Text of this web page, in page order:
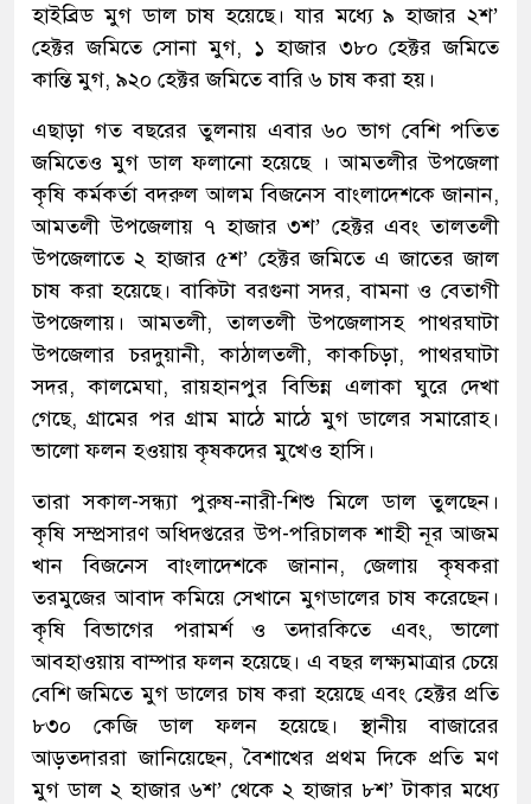
হাইব্রিড মুগ ডাল চাষ হয়েছে। যার মধ্যে ৯ হাজার ২শ’
হেক্টর জমিতে সোনা মুগ, ১ হাজার ৩৮০ হেক্টর জমিতে
কান্তি মুগ, ৯২০ হেক্টর জমিতে বারি ৬ চাষ করা হয়।
এছাড়া গত বছরের তুলনায় এবার ৬০ ভাগ বেশি পতিত
জমিতেও মুগ ডাল ফলানো হয়েছে । আমতলীর উপজেলা
কৃষি কর্মকর্তা বদরুল আলম বিজনেস বাংলাদেশকে জানান,
আমতলী উপজেলায় ৭ হাজার ৩শ’ হেক্টর এবং তালতলী
উপজেলাতে ২ হাজার ৫শ’ হেক্টর জমিতে এ জাতের জাল
চাষ করা হয়েছে। বাকিটা বরগুনা সদর, বামনা ও বেতাগী
উপজেলায়। আমতলী, তালতলী উপজেলাসহ পাথরঘাটা
উপজেলার চরদুয়ানী, কাঠালতলী, কাকচিড়া, পাথরঘাটা
সদর, কালমেঘা, রায়হানপুর বিভিন্ন এলাকা ঘুরে দেখা
গেছে, গ্রামের পর গ্রাম মাঠে মাঠে মুগ ডালের সমারোহ।
ভালো ফলন হওয়ায় কৃষকদের মুখেও হাসি।
তারা সকাল-সন্ধ্যা পুরুষ-নারী-শিশু মিলে ডাল তুলছেন।
কৃষি সম্প্রসারণ অধিদপ্তরের উপ-পরিচালক শাহী নূর আজম
খান বিজনেস বাংলাদেশকে জানান, জেলায় কৃষকরা
তরমুজের আবাদ কমিয়ে সেখানে মুগডালের চাষ করেছেন।
কৃষি বিভাগের পরামর্শ ও তদারকিতে এবং, ভালো
আবহাওয়ায় বাম্পার ফলন হয়েছে। এ বছর লক্ষ্যমাত্রার চেয়ে
বেশি জমিতে মুগ ডালের চাষ করা হয়েছে এবং হেক্টর প্রতি
৮৩০ কেজি ডাল ফলন হয়েছে। স্থানীয় বাজারের
আড়তদাররা জানিয়েছেন, বৈশাখের প্রথম দিকে প্রতি মণ
মুগ ডাল ২ হাজার ৬শ’ থেকে ২ হাজার ৮শ’ টাকার মধ্যে